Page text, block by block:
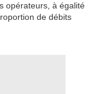
opérateurs, à égalité
de débits